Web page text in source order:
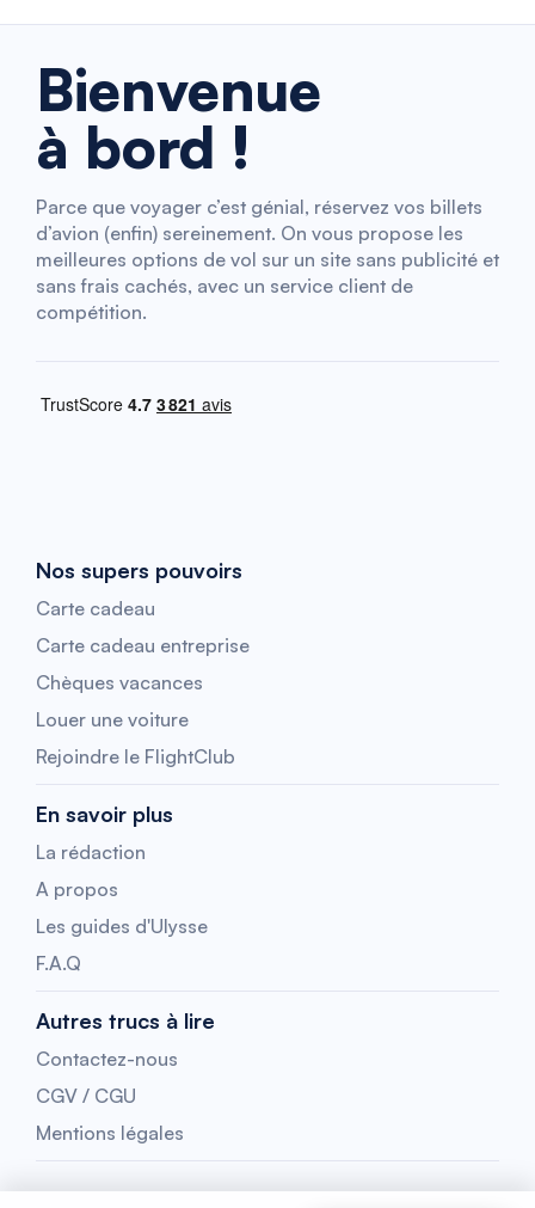
Bienvenue
à bord !
Parce que voyager c’est génial, réservez vos billets
d’avion (enfin) sereinement. On vous propose les
meilleures options de vol sur un site sans publicité et
sans frais cachés, avec un service client de
compétition.
Nos supers pouvoirs
Carte cadeau
Carte cadeau entreprise
Chèques vacances
Louer une voiture
Rejoindre le FlightClub
En savoir plus
La rédaction
A propos
Les guides d'Ulysse
F.A.Q
Autres trucs à lire
Contactez-nous
CGV / CGU
Mentions légales